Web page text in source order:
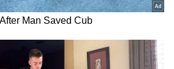
ಪುರುಷರಿಂದ ಇರುತ್ತಾರೆ ದೂರ…
ಕಾರಣ ಏನು ಗೊತ್ತಾ?
ಪ್ರಾಣ":